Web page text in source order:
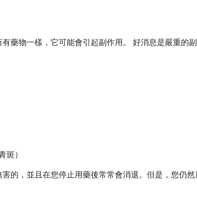
藥物一樣，它可能會引起副作用。 好消息是嚴重的
斑）
的，並且在您停止用藥後常常會消退。但是，您仍然